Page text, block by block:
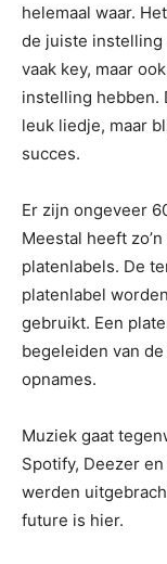
helemaal waar.
de juiste instelling
vaak key, maar
instelling hebben.
leuk liedje, maar
succes.
Er zijn ongeveer
Meestal heeft
platenlabels. De
platenlabel
gebruikt. Een
begeleiden van
opnames.
Muziek gaat
Spotify, Deezer
werden
future is hier.